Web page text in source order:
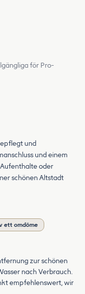
för Pro-
und
und einem
oder
schönen Altstadt
ett omdöme
zur schönen
nach Verbrauch.
empfehlenswert, wir